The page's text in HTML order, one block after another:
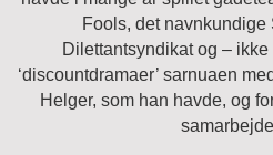
Fools, det
Dilettantsyndikat og –
‘discountdramaer’ sarnuaen
Helger, som han havde, og